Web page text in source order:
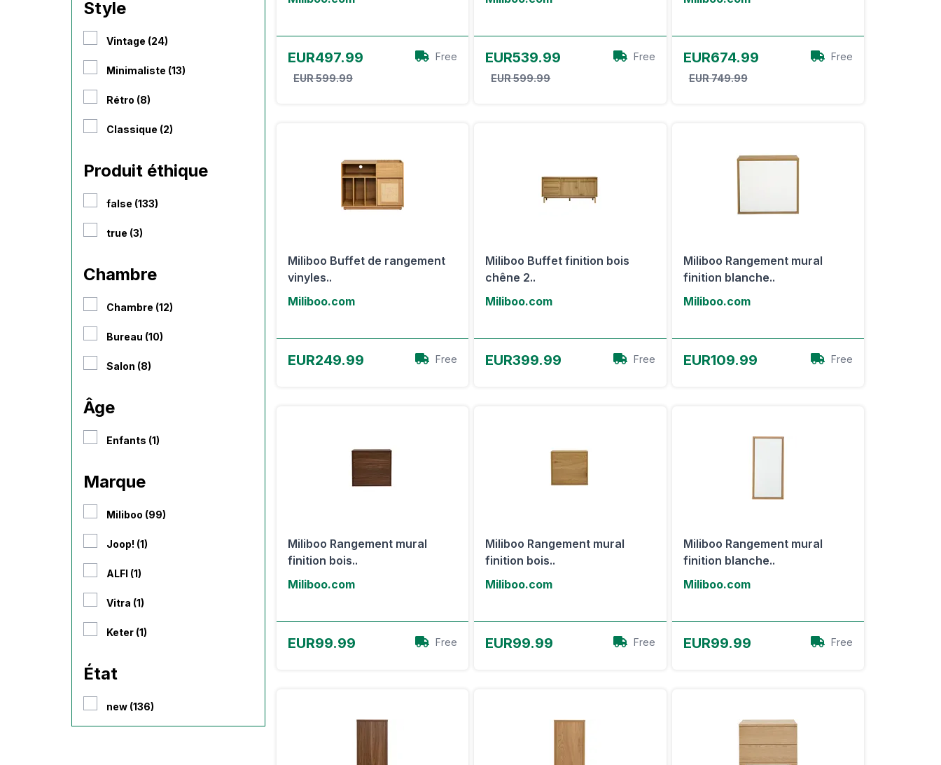
Style
Vintage (24)
Minimaliste (13)
Rétro (8)
Classique (2)
Produit éthique
false (133)
true (3)
Chambre
Chambre (12)
Bureau (10)
Salon (8)
Âge
Enfants (1)
Marque
Miliboo (99)
Joop! (1)
ALFI (1)
Vitra (1)
Keter (1)
État
new (136)
EUR497.99
EUR 599.99
Free EUR539.99
EUR 599.99
Free EUR674.99
EUR 749.99
Free
Miliboo Buffet de rangement
vinyles..
Miliboo.com
EUR249.99 Free
Miliboo Buffet finition bois
chêne 2..
Miliboo.com
EUR399.99 Free
Miliboo Rangement mural
finition blanche..
Miliboo.com
EUR109.99 Free
Miliboo Rangement mural
finition bois..
Miliboo.com
EUR99.99 Free
Miliboo Rangement mural
finition bois..
Miliboo.com
EUR99.99 Free
Miliboo Rangement mural
finition blanche..
Miliboo.com
EUR99.99 Free